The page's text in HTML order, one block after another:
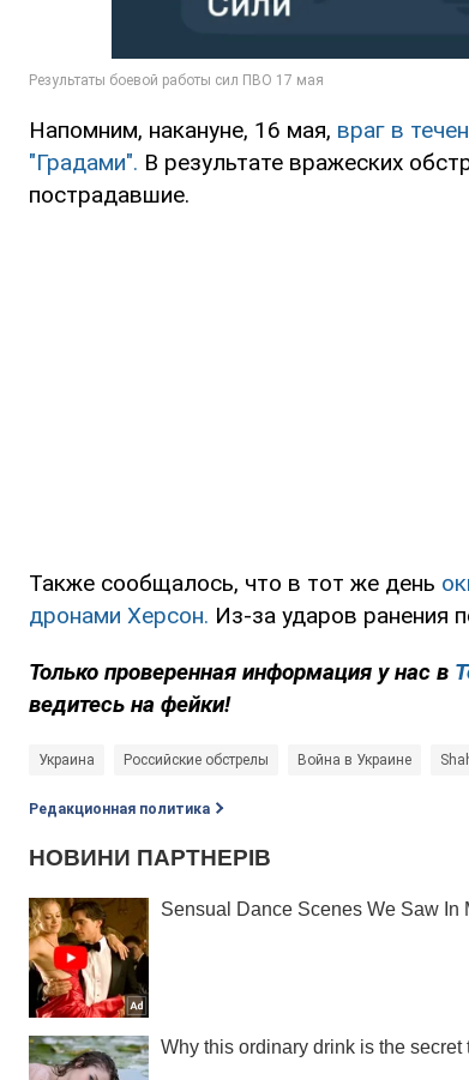
Напомним, накануне, 16 мая, враг в
"Градами". В результате вражеских
пострадавшие.
Также сообщалось, что в тот же день
дронами Херсон. Из-за ударов ранения
Только проверенная информация у нас в
ведитесь на фейки!
Украина Российские обстрелы Война в Украине
Редакционная политика